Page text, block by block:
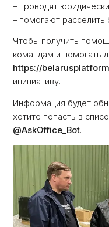
– проводят
– помогают расселить
Чтобы получить
командам и помогать
https://
инициативу.
Информация будет
хотите попасть в
@AskOffice_Bot.